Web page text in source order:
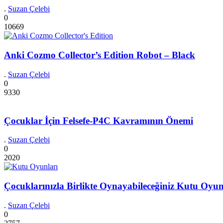
. Suzan Çelebi
0
10669
Anki Cozmo Collector’s Edition Robot – Black
. Suzan Çelebi
0
9330
Çocuklar İçin Felsefe-P4C Kavramının Önemi
. Suzan Çelebi
0
2020
Çocuklarınızla Birlikte Oynayabileceğiniz Kutu
. Suzan Çelebi
0